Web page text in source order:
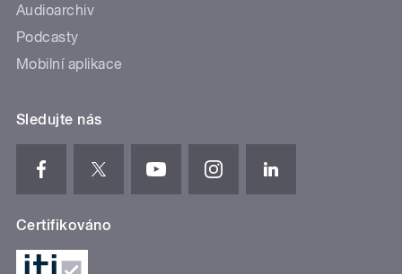
Audioarchiv
Podcasty
Mobilní aplikace
Sledujte nás
Certifikováno